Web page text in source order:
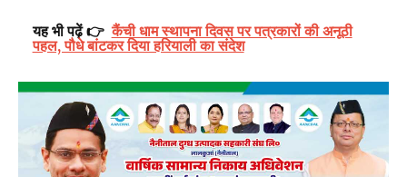
यह भी पढ़ें 👉 कैंची धाम स्थापना दिवस पर पत्रकारों की अनूठी
पहल, पौधे बांटकर दिया हरियाली का संदेश